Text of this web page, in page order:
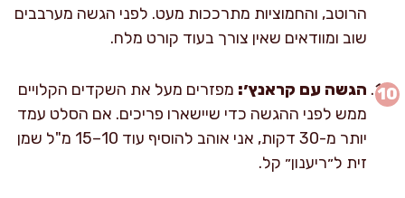
הרוטב, והחמוציות מתרככות מעט. לפני הגשה מערבבים
שוב ומוודאים שאין צורך בעוד קורט מלח.
הגשה עם קראנץ׳: מפזרים מעל את השקדים הקלויים
ממש לפני ההגשה כדי שיישארו פריכים. אם הסלט עמד
יותר מ-30 דקות, אני אוהב להוסיף עוד 10–15 מ"ל שמן
זית ל״ריענון״ קל.